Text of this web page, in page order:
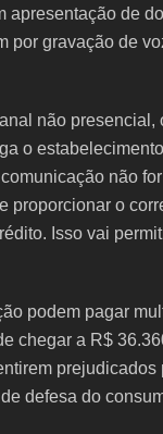
apresentação de
por gravação de
não
o
não
proporcionar o
Isso vai
podem pagar
chegar a R$
defesa do